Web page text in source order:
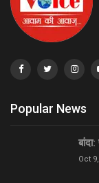
Popular News
Oct